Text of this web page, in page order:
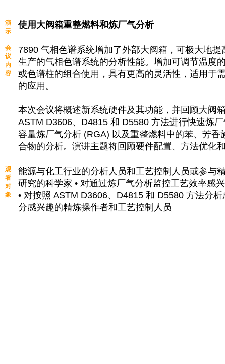
演
示
使用大阀箱重整燃料和炼厂气分析
会
议
内
容
7890 气相色谱系统增加了外部大阀箱，可极大地提
生产的气相色谱系统的分析性能。增加可调节温度
或色谱柱的组合使用，具有更高的灵活性，适用于
的应用。
本次会议将概述新系统硬件及其功能，并回顾大阀
ASTM D3606、D4815 和 D5580 方法进行快速炼
容量炼厂气分析 (RGA) 以及重整燃料中的苯、芳香
合物的分析。演讲主题将回顾硬件配置、方法优化
观
看
对
象
能源与化工行业的分析人员和工艺控制人员或参与
研究的科学家 • 对通过炼厂气分析监控工艺效率感
• 对按照 ASTM D3606、D4815 和 D5580 方法分
分感兴趣的精炼操作者和工艺控制人员